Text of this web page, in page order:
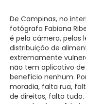
De Campinas, no
fotógrafa Fabiana
é pela câmera, pelas
distribuição de
extremamente
não tem aplicativo
benefício nenhum.
moradia, falta rua,
de direitos, falta